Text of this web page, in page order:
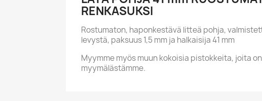
RENKASUKSI
Rostumaton, haponkestävä litteä pohja,
levystä, paksuus 1,5 mm ja halkaisija 41 mm
Myymme myös muun kokoisia pistokkeita, joita
myymälästämme.